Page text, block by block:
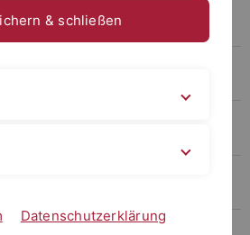
Timescapes - Entangled Temporalities
is the Global South?”
& schließen
Datenschutzerklärung